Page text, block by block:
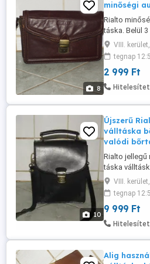
8
minőségi
Rialto
táska. Belül
hátul 1
meg.
állapotú ezért
15 x 10 cm.
magára de
VIII.
tegnap
2 999 Ft
10
Újszerű
válltáska
valódi
Rialto jellegű
táska
x 8 cm., belül
1 cipzáras
vállpántja
nincs meg.
leírást, nézd
VIII.
tegnap
9 999 Ft
Alig